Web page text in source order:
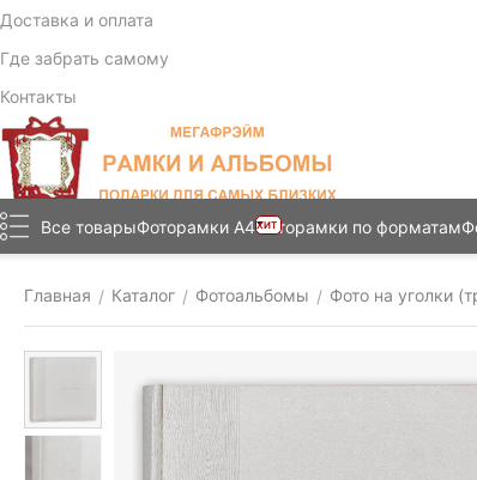
Доставка и оплата
Где забрать самому
Контакты
Все товарыФоторамки А4ХИТ
Фоторамки по форматам
Главная / Каталог / Фотоальбомы / Фото на уголки